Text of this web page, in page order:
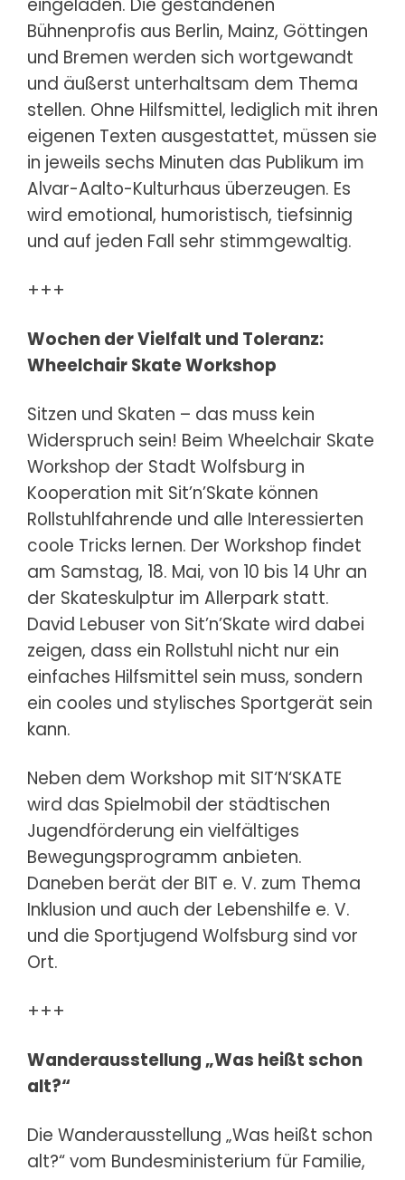
eingeladen. Die gestandenen
Bühnenprofis aus Berlin, Mainz, Göttingen
und Bremen werden sich wortgewandt
und äußerst unterhaltsam dem Thema
stellen. Ohne Hilfsmittel, lediglich mit ihren
eigenen Texten ausgestattet, müssen sie
in jeweils sechs Minuten das Publikum im
Alvar-Aalto-Kulturhaus überzeugen. Es
wird emotional, humoristisch, tiefsinnig
und auf jeden Fall sehr stimmgewaltig.
+++
Wochen der Vielfalt und Toleranz:
Wheelchair Skate Workshop
Sitzen und Skaten – das muss kein
Widerspruch sein! Beim Wheelchair Skate
Workshop der Stadt Wolfsburg in
Kooperation mit Sit’n’Skate können
Rollstuhlfahrende und alle Interessierten
coole Tricks lernen. Der Workshop findet
am Samstag, 18. Mai, von 10 bis 14 Uhr an
der Skateskulptur im Allerpark statt.
David Lebuser von Sit’n’Skate wird dabei
zeigen, dass ein Rollstuhl nicht nur ein
einfaches Hilfsmittel sein muss, sondern
ein cooles und stylisches Sportgerät sein
kann.
Neben dem Workshop mit SIT‘N‘SKATE
wird das Spielmobil der städtischen
Jugendförderung ein vielfältiges
Bewegungsprogramm anbieten.
Daneben berät der BIT e. V. zum Thema
Inklusion und auch der Lebenshilfe e. V.
und die Sportjugend Wolfsburg sind vor
Ort.
+++
Wanderausstellung „Was heißt schon
alt?“
Die Wanderausstellung „Was heißt schon
alt?“ vom Bundesministerium für Familie,